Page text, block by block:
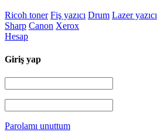
Ricoh toner Fiş yazıcı Drum Lazer yazıcı
Sharp Canon Xerox
Hesap
Giriş yap
Parolamı unuttum